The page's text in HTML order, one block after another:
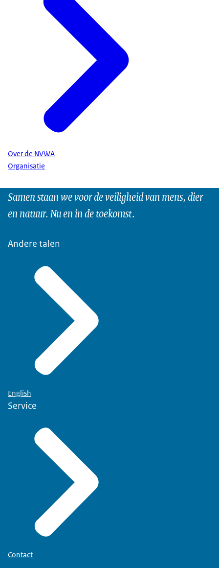
Over de NVWA
Organisatie
Samen staan we voor de veiligheid van mens, dier
en natuur. Nu en in de toekomst.
Andere talen
English
Service
Contact